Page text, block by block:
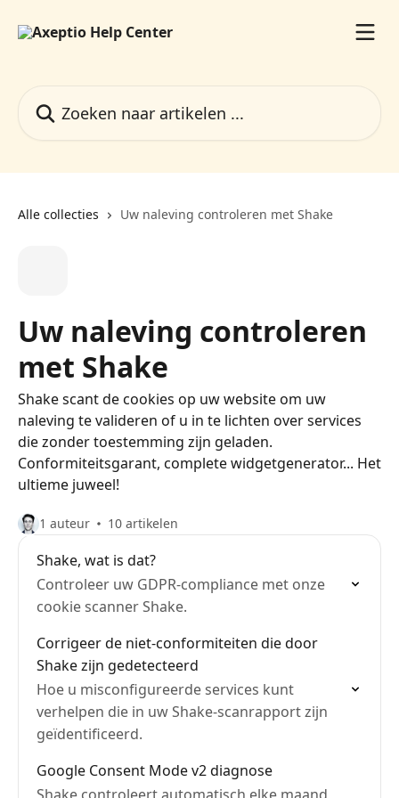
Alle collecties Uw naleving controleren met Shake
Uw naleving controleren
met Shake
Shake scant de cookies op uw website om uw
naleving te valideren of u in te lichten over services
die zonder toestemming zijn geladen.
Conformiteitsgarant, complete widgetgenerator... Het
ultieme juweel!
1 auteur 10 artikelen
Shake, wat is dat?
Controleer uw GDPR-compliance met onze
cookie scanner Shake.
Corrigeer de niet-conformiteiten die door
Shake zijn gedetecteerd
Hoe u misconfigureerde services kunt
verhelpen die in uw Shake-scanrapport zijn
geïdentificeerd.
Google Consent Mode v2 diagnose